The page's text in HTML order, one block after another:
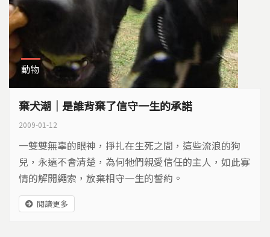
動物
棄犬潮｜是誰背棄了信守一生的承諾
2009-01-12
一雙雙無辜的眼神，掙扎在生死之間，這些流浪的狗
兒，永遠不會清楚，為何牠們親愛信任的主人，如此寡
情的解開繩索，放棄相守一生的誓約。
閱讀更多